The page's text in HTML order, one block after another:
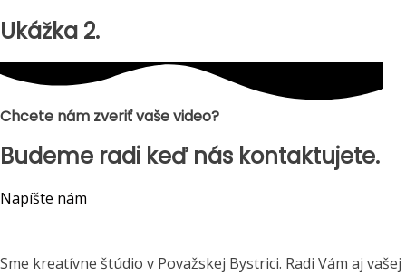
Ukážka 2.
Chcete nám zveriť vaše video?
Budeme radi keď nás kontaktujete.
Napíšte nám
Sme kreatívne štúdio v Považskej Bystrici. Radi Vám aj vašej